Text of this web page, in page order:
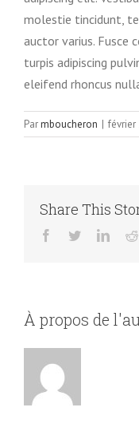
molestie tincidunt,
auctor varius. Fusce
turpis adipiscing
eleifend rhoncus
Parmboucheron | février
Share This
facebooktwitter
À propos de